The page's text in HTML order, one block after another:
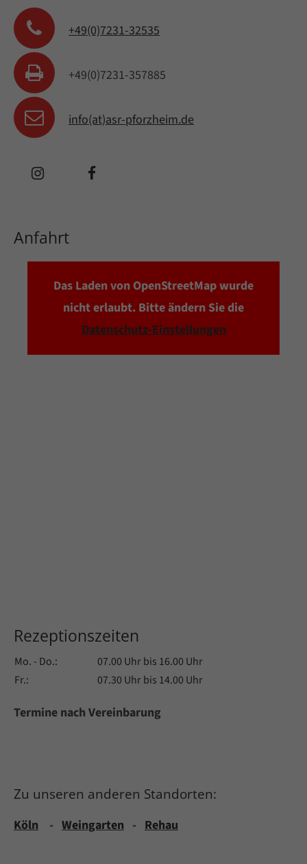
+49(0)7231-32535
+49(0)7231-357885
info(at)asr-pforzheim.de
Anfahrt
Das Laden von OpenStreetMap wurde
nicht erlaubt. Bitte ändern Sie die
Datenschutz-Einstellungen
Rezeptionszeiten
Mo. - Do.:
07.00 Uhr bis 16.00 Uhr
Fr.:
07.30 Uhr bis 14.00 Uhr
Termine nach Vereinbarung
Zu unseren anderen Standorten:
Köln - Weingarten - Rehau